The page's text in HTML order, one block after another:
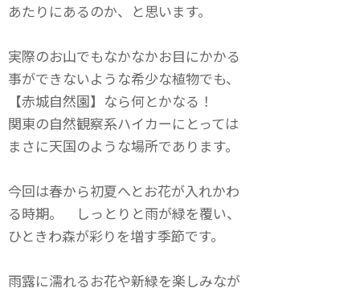
あたりにあるのか、と思います。
実際のお山でもなかなかお目にかかる
事ができないような希少な植物でも、
【赤城自然園】なら何とかなる！
関東の自然観察系ハイカーにとっては
まさに天国のような場所であります。
今回は春から初夏へとお花が入れかわ
る時期。 しっとりと雨が緑を覆い、
ひときわ森が彩りを増す季節です。
雨露に濡れるお花や新緑を楽しみなが